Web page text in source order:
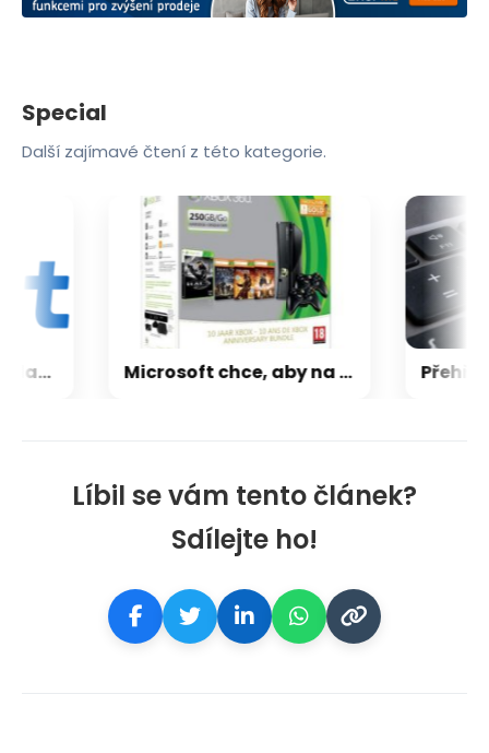
Líbil se vám tento článek?
Sdílejte ho!
Special
Další zajímavé čtení z této kategorie.
CXMT odmítla požadavky Applu, nenechá si diktovat ceny Microsoft chce, aby na Xbox Helix běhaly všechny hry, které kdy vyšly pro Xbox